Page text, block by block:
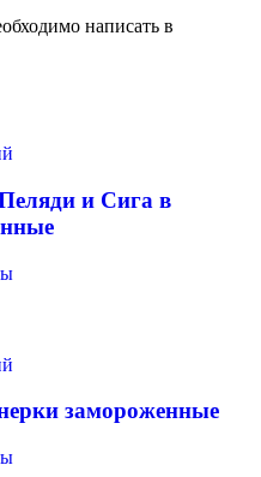
написать в
и Сига в
замороженные